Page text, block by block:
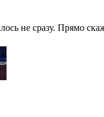
не сразу. Прямо